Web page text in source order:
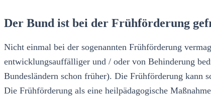
Der Bund ist bei der Frühförderung
Nicht einmal bei der sogenannten Frühförderung
entwicklungsauffälliger und / oder von Behinderung
Bundesländern schon früher). Die Frühförderung kann
Die Frühförderung als eine heilpädagogische